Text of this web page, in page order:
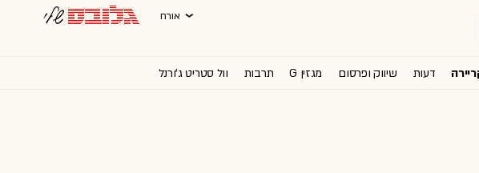
אורח
דעות שיווק ופרסום מגזין G תרבות וול סטריט ג'ורנל